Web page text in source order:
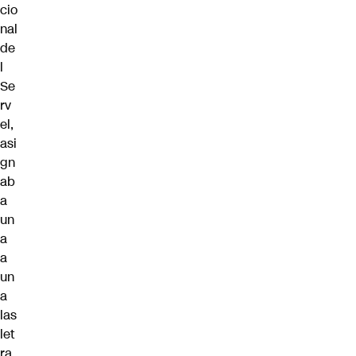
cio
nal
de
l
Se
rv
el,
asi
gn
ab
a
un
a
a
un
a
las
let